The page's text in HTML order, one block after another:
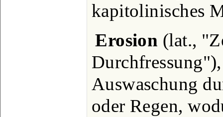
kapitolinisches
Erosion (lat.,
Auswaschung
oder Regen,